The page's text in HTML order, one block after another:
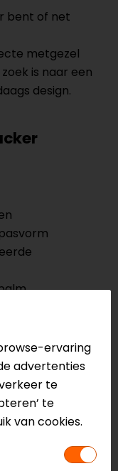
bent of net
metgezel
is naar een
design.
vermogen
dit product?
langs in één
den IJssel,
de winkels kun je
staan onze
ervaring
advertenties
te
te
van cookies.